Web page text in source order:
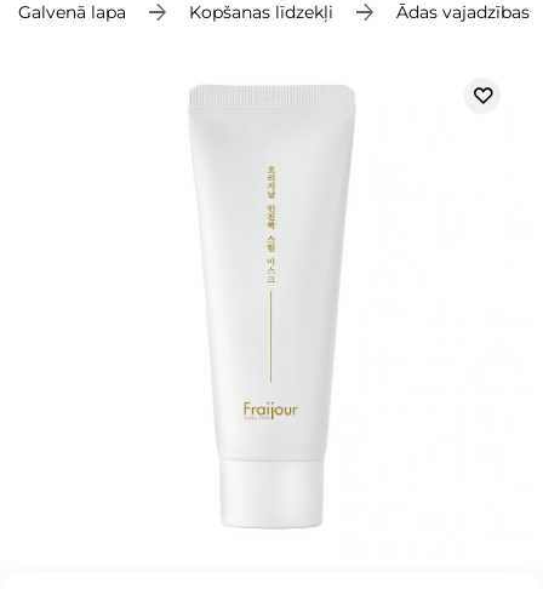
Galvenā lapa Kopšanas līdzekļi Ādas vajadzības